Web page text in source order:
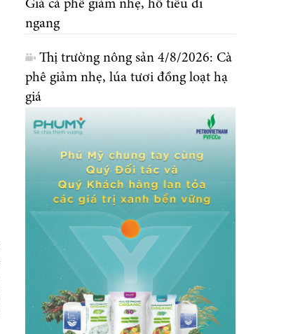
Giá cà phê giảm nhẹ, hồ tiêu đi
ngang
Thị trường nông sản 4/8/2026: Cà
phê giảm nhẹ, lúa tươi đồng loạt hạ
giá